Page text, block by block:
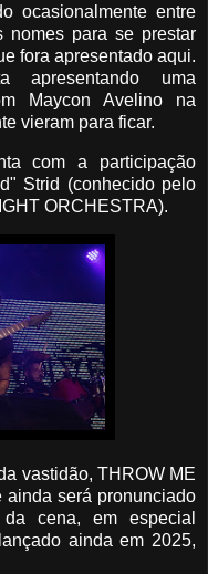
ocasionalmente entre
nomes para se prestar
fora apresentado aqui.
apresentando uma
Maycon Avelino na
vieram para ficar.
com a participação
Strid (conhecido pelo
ORCHESTRA).
vastidão, THROW ME
ainda será pronunciado
cena, em especial
ainda em 2025,